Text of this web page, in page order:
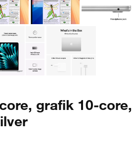
grafik 10-core,